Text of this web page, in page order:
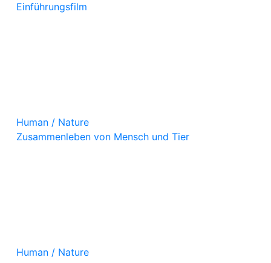
Einführungsfilm
Human / Nature
Zusammenleben von Mensch und Tier
Human / Nature